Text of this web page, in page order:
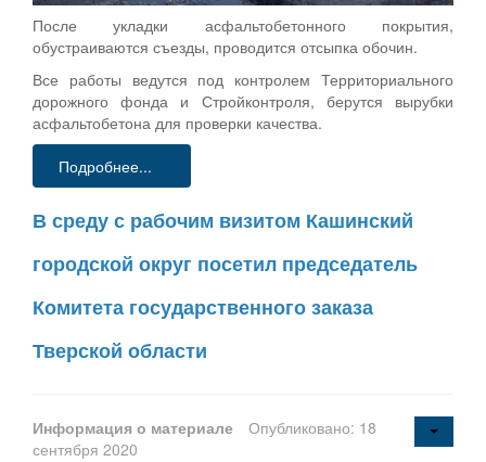
После укладки асфальтобетонного покрытия,
обустраиваются съезды, проводится отсыпка обочин.
Все работы ведутся под контролем Территориального
дорожного фонда и Стройконтроля, берутся вырубки
асфальтобетона для проверки качества.
Подробнее...
В среду с рабочим визитом Кашинский
городской округ посетил председатель
Комитета государственного заказа
Тверской области
Информация о материале
Опубликовано: 18
сентября 2020